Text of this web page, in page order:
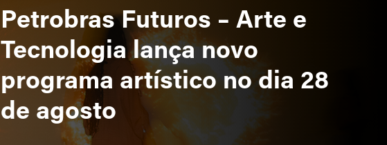
Petrobras Futuros – Arte e
Tecnologia lança novo
programa artístico no dia 28
de agosto